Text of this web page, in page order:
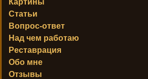
Картины
Статьи
Вопрос-ответ
Над чем работаю
Реставрация
Обо мне
Отзывы